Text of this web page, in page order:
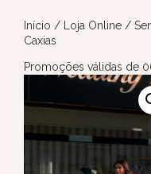
Início / Loja Online /
Caxias
Promoções válidas de